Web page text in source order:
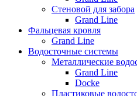
Стеновой для забора
Grand Line
Фальцевая кровля
Grand Line
Водосточные системы
Металлические
Grand Line
Docke
Пластиковые